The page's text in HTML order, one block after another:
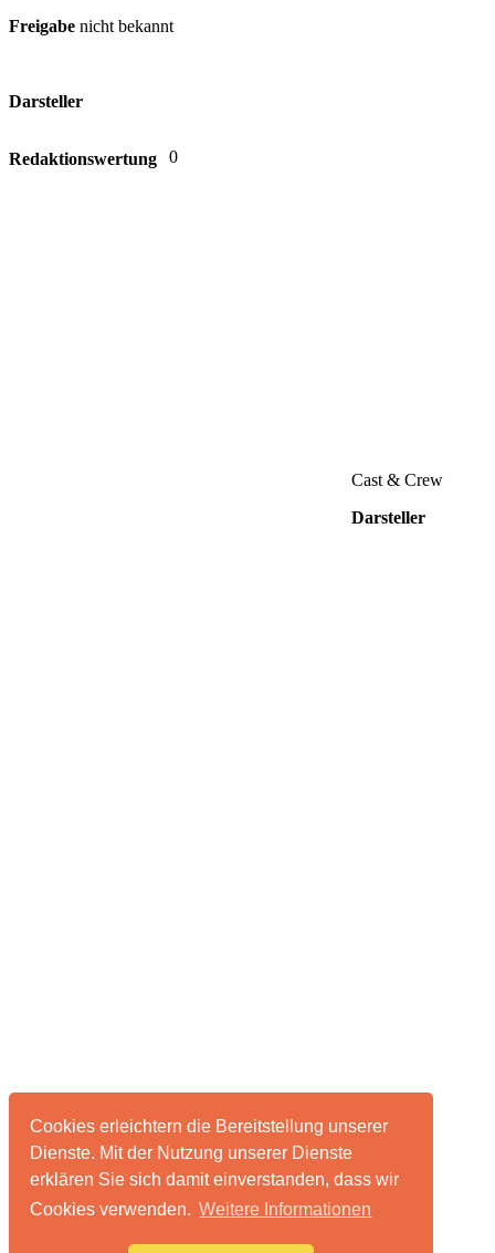
Cookies erleichtern die Bereitstellung unserer
Dienste. Mit der Nutzung unserer Dienste
erklären Sie sich damit einverstanden, dass wir
Cookies verwenden. Weitere Informationen
Freigabe nicht bekannt
Darsteller
Redaktionswertung 0
Cast & Crew
Darsteller